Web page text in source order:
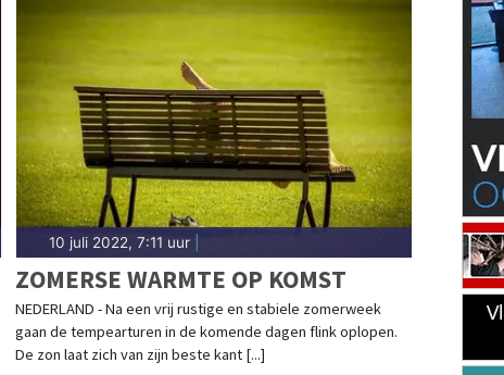
10 juli 2022, 7:11 uur|
ZOMERSE WARMTE OP KOMST
NEDERLAND - Na een vrij rustige en stabiele zomerweek
gaan de tempearturen in de komende dagen flink oplopen.
De zon laat zich van zijn beste kant [...]